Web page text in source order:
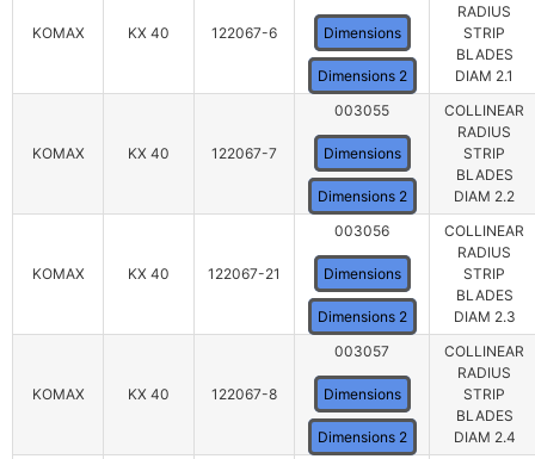
KOMAX KX 40 122067-6 Dimensions
Dimensions 2
RADIUS
STRIP
BLADES
DIAM 2.1
KOMAX KX 40 122067-7
003055
Dimensions
Dimensions 2
COLLINEAR
RADIUS
STRIP
BLADES
DIAM 2.2
KOMAX KX 40 122067-21
003056
Dimensions
Dimensions 2
COLLINEAR
RADIUS
STRIP
BLADES
DIAM 2.3
KOMAX KX 40 122067-8
003057
Dimensions
Dimensions 2
COLLINEAR
RADIUS
STRIP
BLADES
DIAM 2.4